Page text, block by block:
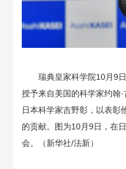
瑞典皇家科学院10月9
授予来自美国的科学家约翰
日本科学家吉野彰，以表彰
的贡献。图为10月9日，在
会。（新华社/法新）